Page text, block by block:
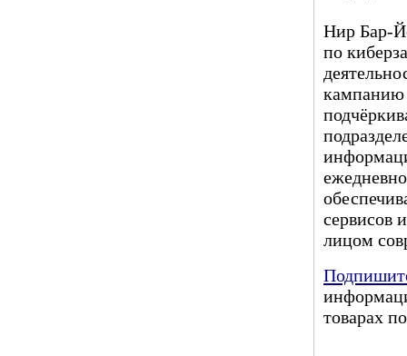
Нир Бар-
по
кампанию
сервисов
лицом
товарах